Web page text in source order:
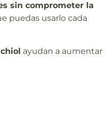
sin comprometer la
puedas usarlo cada
ayudan a aumentar